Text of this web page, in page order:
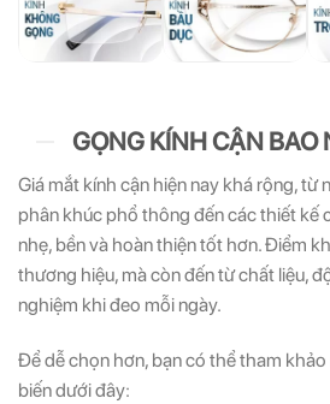
GỌNG KÍNH CẬN BAO
Giá mắt kính cận hiện nay khá rộng, từ
phân khúc phổ thông đến các thiết kế
nhẹ, bền và hoàn thiện tốt hơn. Điểm
thương hiệu, mà còn đến từ chất liệu,
nghiệm khi đeo mỗi ngày.
Để dễ chọn hơn, bạn có thể tham
biến dưới đây: